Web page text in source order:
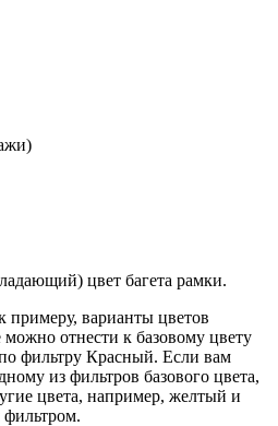
цвет багета рамки.
примеру, варианты цветов
отнести к базовому цвету
фильтру Красный. Если вам
из фильтров базового цвета,
цвета, например, желтый и